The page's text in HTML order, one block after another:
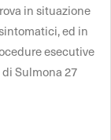
in situazione
ed in
esecutive
Sulmona 27